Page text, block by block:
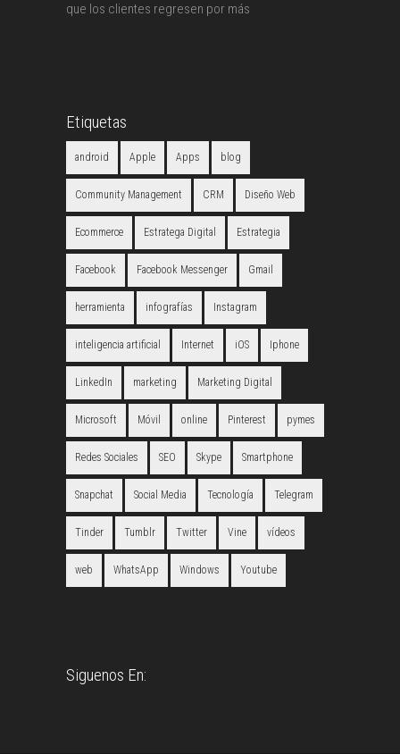
que los clientes regresen por más
Etiquetas
android Apple Apps blog
Community Management CRM Diseño Web
Ecommerce Estratega Digital Estrategia
Facebook Facebook Messenger Gmail
herramienta infografías Instagram
inteligencia artificial Internet iOS Iphone
LinkedIn marketing Marketing Digital
Microsoft Móvil online Pinterest pymes
Redes Sociales SEO Skype Smartphone
Snapchat Social Media Tecnología Telegram
Tinder Tumblr Twitter Vine vídeos
web WhatsApp Windows Youtube
Siguenos En: